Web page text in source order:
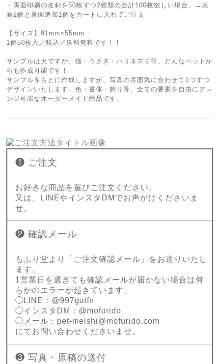
・両面印刷の名刺を50枚ずつ2種類の合計100枚欲しい場合。→表
面2個と裏面追加1個をカートに入れてご注文
【サイズ】91mm×55mm
1個50枚入／税込／送料無料です！！
サンプルは犬ですが、猫・うさぎ・ハリネズミ等、どんなペットか
らも作成可能です！
サンプルをもとに作成しますが、写真の雰囲気に合わせて1つずつ
デザインいたします。色・書体・飾り等、全ての要素を自由にアレ
ンジ可能なオーダーメイド商品です。
❶ ご注文
お好きな商品を選びご注文ください。
又は、LINEやインスタDMでお声がけくださいま
せ。
❷ 確認メール
もふり堂より「ご注文確認メール」をお送りいたし
ます。
1営業日を過ぎても確認メールが届かない場合は何
らかのエラーが起きています。
◯LINE：@997gatfn
◯インスタDM：@mofurido
◯メール： pet-meishi@mofurido.com
にてお問い合わせくださいませ。
❸ 写真・原稿の送付